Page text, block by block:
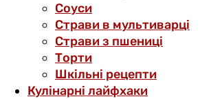
Соуси
Страви в мультиварці
Страви з пшениці
Торти
Шкільні рецепти
Кулінарні лайфхаки